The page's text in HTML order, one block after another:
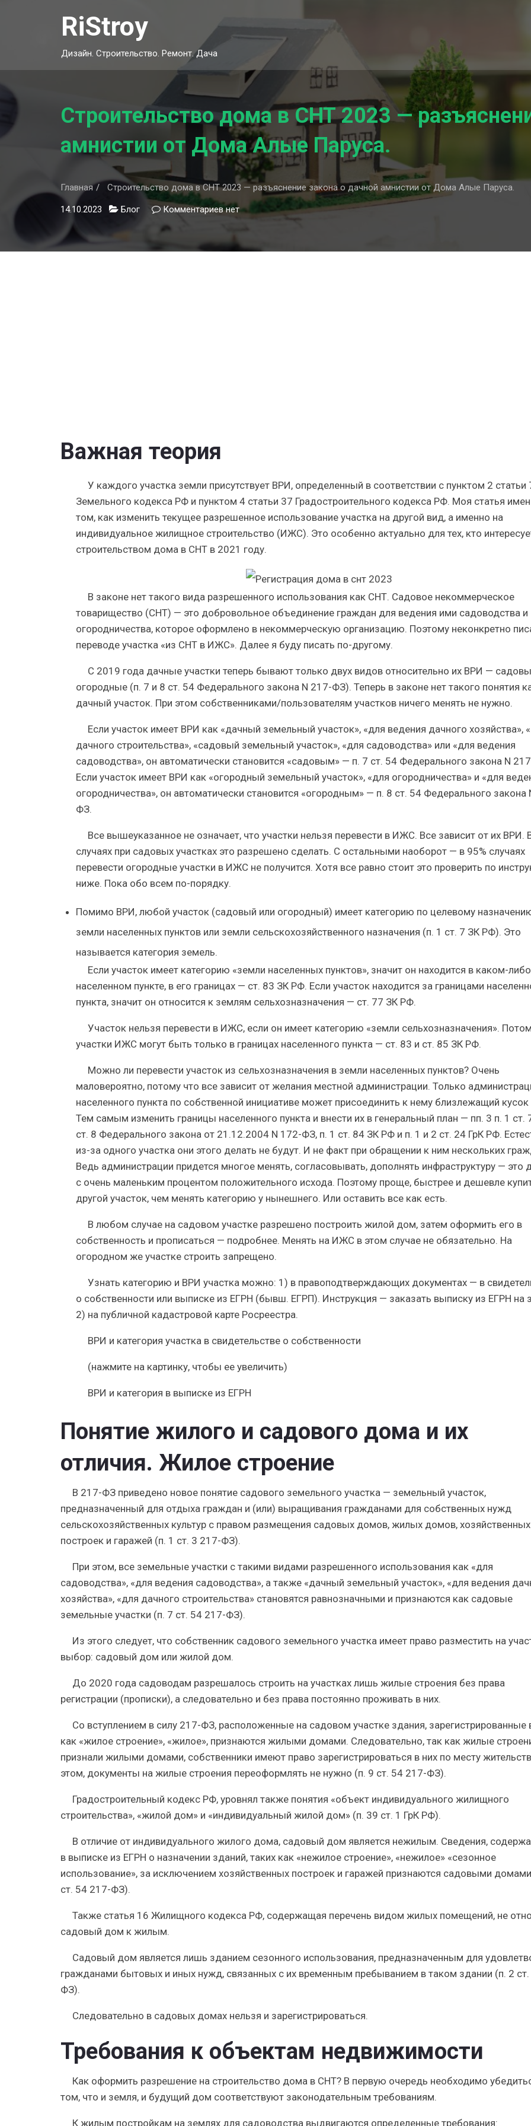
RiStroy
Дизайн. Строительство. Ремонт. Дача
Строительство дома в СНТ 2023 —
амнистии от Дома Алые Паруса.
Главная Строительство дома в СНТ 2023 — разъяснение закона о дачной амнистии от Дома Алые Паруса.
14.10.2023 Блог Комментариевк
записи
дома
нет
Важная теория
У каждого участка земли присутствует ВРИ, определенный в соответствии с пунктом 2 статьи
Земельного кодекса РФ и пунктом 4 статьи 37 Градостроительного кодекса РФ. Моя статья
том, как изменить текущее разрешенное использование участка на другой вид, а именно на
индивидуальное жилищное строительство (ИЖС). Это особенно актуально для тех, кто
строительством дома в СНТ в 2021 году.
В законе нет такого вида разрешенного использования как СНТ. Садовое некоммерческое
товарищество (СНТ) — это добровольное объединение граждан для ведения ими садоводства и
огородничества, которое оформлено в некоммерческую организацию. Поэтому неконкретно
переводе участка «из СНТ в ИЖС». Далее я буду писать по-другому.
С 2019 года дачные участки теперь бывают только двух видов относительно их ВРИ —
огородные (п. 7 и 8 ст. 54 Федерального закона N 217-ФЗ). Теперь в законе нет такого понятия
дачный участок. При этом собственниками/пользователям участков ничего менять не нужно.
Если участок имеет ВРИ как «дачный земельный участок», «для ведения дачного хозяйства»,
дачного строительства», «садовый земельный участок», «для садоводства» или «для ведения
садоводства», он автоматически становится «садовым» — п. 7 ст. 54 Федерального закона N
Если участок имеет ВРИ как «огородный земельный участок», «для огородничества» и «для
огородничества», он автоматически становится «огородным» — п. 8 ст. 54 Федерального закона
ФЗ.
Все вышеуказанное не означает, что участки нельзя перевести в ИЖС. Все зависит от их ВРИ.
случаях при садовых участках это разрешено сделать. С остальными наоборот — в 95% случаях
перевести огородные участки в ИЖС не получится. Хотя все равно стоит это проверить по
ниже. Пока обо всем по-порядку.
Помимо ВРИ, любой участок (садовый или огородный) имеет категорию по целевому
земли населенных пунктов или земли сельскохозяйственного назначения (п. 1 ст. 7 ЗК РФ). Это
называется категория земель.
Если участок имеет категорию «земли населенных пунктов», значит он находится в каком-либо
населенном пункте, в его границах — ст. 83 ЗК РФ. Если участок находится за границами
пункта, значит он относится к землям сельхозназначения — ст. 77 ЗК РФ.
Участок нельзя перевести в ИЖС, если он имеет категорию «земли сельхозназначения».
участки ИЖС могут быть только в границах населенного пункта — ст. 83 и ст. 85 ЗК РФ.
Можно ли перевести участок из сельхозназначения в земли населенных пунктов? Очень
маловероятно, потому что все зависит от желания местной администрации. Только
населенного пункта по собственной инициативе может присоединить к нему близлежащий
Тем самым изменить границы населенного пункта и внести их в генеральный план — пп. 3 п. 1 ст.
ст. 8 Федерального закона от 21.12.2004 N 172-ФЗ, п. 1 ст. 84 ЗК РФ и п. 1 и 2 ст. 24 ГрК РФ.
из-за одного участка они этого делать не будут. И не факт при обращении к ним нескольких
Ведь администрации придется многое менять, согласовывать, дополнять инфраструктуру — это
с очень маленьким процентом положительного исхода. Поэтому проще, быстрее и дешевле
другой участок, чем менять категорию у нынешнего. Или оставить все как есть.
В любом случае на садовом участке разрешено построить жилой дом, затем оформить его в
собственность и прописаться — подробнее. Менять на ИЖС в этом случае не обязательно. На
огородном же участке строить запрещено.
Узнать категорию и ВРИ участка можно: 1) в правоподтверждающих документах — в
о собственности или выписке из ЕГРН (бывш. ЕГРП). Инструкция — заказать выписку из ЕГРН на
2) на публичной кадастровой карте Росреестра.
ВРИ и категория участка в свидетельстве о собственности
(нажмите на картинку, чтобы ее увеличить)
ВРИ и категория в выписке из ЕГРН
Понятие жилого и садового дома и их
отличия. Жилое строение
В 217-ФЗ приведено новое понятие садового земельного участка — земельный участок,
предназначенный для отдыха граждан и (или) выращивания гражданами для собственных нужд
сельскохозяйственных культур с правом размещения садовых домов, жилых домов, хозяйственных
построек и гаражей (п. 1 ст. 3 217-ФЗ).
При этом, все земельные участки с такими видами разрешенного использования как «для
садоводства», «для ведения садоводства», а также «дачный земельный участок», «для ведения
хозяйства», «для дачного строительства» становятся равнозначными и признаются как садовые
земельные участки (п. 7 ст. 54 217-ФЗ).
Из этого следует, что собственник садового земельного участка имеет право разместить на
выбор: садовый дом или жилой дом.
До 2020 года садоводам разрешалось строить на участках лишь жилые строения без права
регистрации (прописки), а следовательно и без права постоянно проживать в них.
Со вступлением в силу 217-ФЗ, расположенные на садовом участке здания, зарегистрированные
как «жилое строение», «жилое», признаются жилыми домами. Следовательно, так как жилые
признали жилыми домами, собственники имеют право зарегистрироваться в них по месту
этом, документы на жилые строения переоформлять не нужно (п. 9 ст. 54 217-ФЗ).
Градостроительный кодекс РФ, уровнял также понятия «объект индивидуального жилищного
строительства», «жилой дом» и «индивидуальный жилой дом» (п. 39 ст. 1 ГрК РФ).
В отличие от индивидуального жилого дома, садовый дом является нежилым. Сведения,
в выписке из ЕГРН о назначении зданий, таких как «нежилое строение», «нежилое» «сезонное
использование», за исключением хозяйственных построек и гаражей признаются садовыми
ст. 54 217-ФЗ).
Также статья 16 Жилищного кодекса РФ, содержащая перечень видом жилых помещений, не
садовый дом к жилым.
Садовый дом является лишь зданием сезонного использования, предназначенным для
гражданами бытовых и иных нужд, связанных с их временным пребыванием в таком здании (п. 2
ФЗ).
Следовательно в садовых домах нельзя и зарегистрироваться.
Требования к объектам недвижимости
Как оформить разрешение на строительство дома в СНТ? В первую очередь необходимо
том, что и земля, и будущий дом соответствуют законодательным требованиям.
К жилым постройкам на землях для садоводства выдвигаются определенные требования: